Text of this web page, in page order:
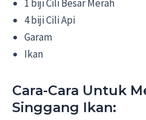
1 biji Cili Besar Merah
4 biji Cili Api
Garam
Ikan
Cara-Cara Untuk
Singgang Ikan: